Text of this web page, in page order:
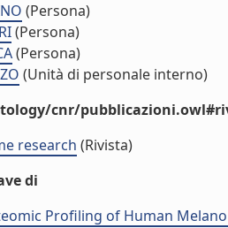
(Persona)
(Persona)
(Persona)
(Unità di personale interno)
cnr/
research (Rivista)
di
Profiling of Human